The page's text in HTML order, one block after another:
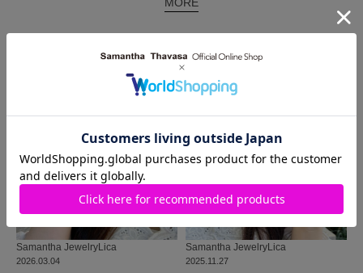
2026.03.04
Samantha JewelryLica
2025.11.27
Samantha JewelryLica